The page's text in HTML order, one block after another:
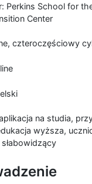
Perkins School for
Center
czteroczęściowy
na studia,
wyższa,